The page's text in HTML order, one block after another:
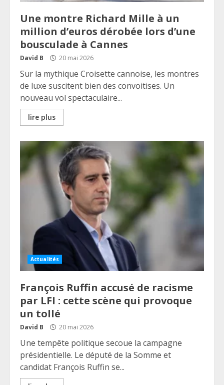
Une montre Richard Mille à un
million d’euros dérobée lors d’une
bousculade à Cannes
David B 20 mai 2026
Sur la mythique Croisette cannoise, les montres
de luxe suscitent bien des convoitises. Un
nouveau vol spectaculaire...
lire plus
Actualités
François Ruffin accusé de racisme
par LFI : cette scène qui provoque
un tollé
David B 20 mai 2026
Une tempête politique secoue la campagne
présidentielle. Le député de la Somme et
candidat François Ruffin se...